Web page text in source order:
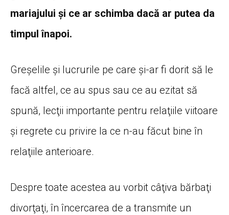
mariajului şi ce ar schimba dacă ar putea da
timpul înapoi.
Greşelile şi lucrurile pe care şi-ar fi dorit să le
facă altfel, ce au spus sau ce au ezitat să
spună, lecţii importante pentru relaţiile viitoare
şi regrete cu privire la ce n-au făcut bine în
relaţiile anterioare.
Despre toate acestea au vorbit câţiva bărbaţi
divorţaţi, în încercarea de a transmite un